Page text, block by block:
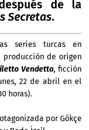
de la
Secretas.
series turcas en
producción de origen
Vendetta, ficción
22 de abril en el
horas).
por Gökçe